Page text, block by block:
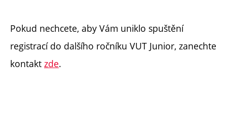
Pokud nechcete, aby Vám uniklo spuštění
registrací do dalšího ročníku VUT Junior, zanechte
kontakt zde.